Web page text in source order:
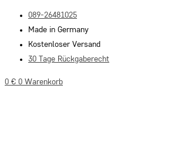
Inhalt
springen
089-26481025
Made in Germany
Kostenloser Versand
30 Tage Rückgaberecht
0 € 0 Warenkorb